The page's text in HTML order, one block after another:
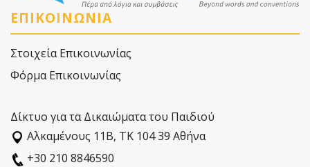
ΕΠΙΚΟΙΝΩΝΙΑ
Στοιχεία Επικοινωνίας
Φόρμα Επικοινωνίας
Δίκτυο για τα Δικαιώματα του Παιδιού
Αλκαµένους 11Β, ΤΚ 104 39 Αθήνα
+30 210 8846590